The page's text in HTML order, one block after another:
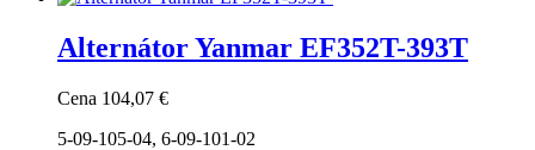
Alternátor Yanmar EF352T-393T
Cena 104,07 €
5-09-105-04, 6-09-101-02